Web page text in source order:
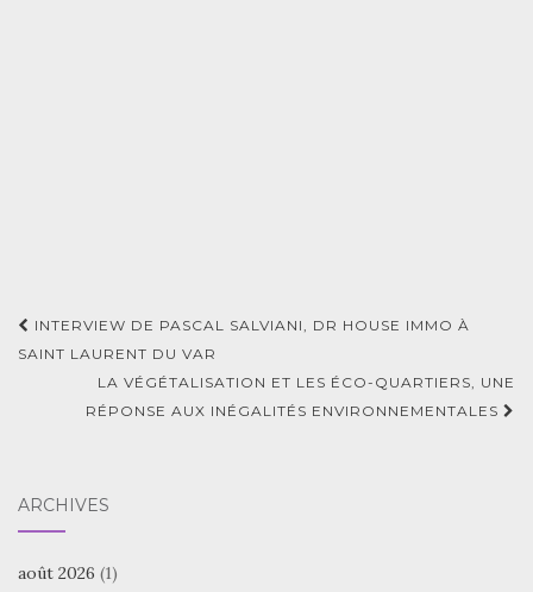
Navigation
d'article
INTERVIEW DE PASCAL SALVIANI, DR HOUSE IMMO À
SAINT LAURENT DU VAR
LA VÉGÉTALISATION ET LES ÉCO-QUARTIERS, UNE
RÉPONSE AUX INÉGALITÉS ENVIRONNEMENTALES
ARCHIVES
août 2026 (1)